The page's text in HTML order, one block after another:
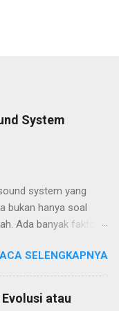
System
system yang
bukan hanya soal
Ada banyak faktor
audio yang
mendasar adalah
jenis dan lokasi
SELENGKAPNYA
atau